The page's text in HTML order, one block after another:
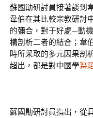
蘇國勛研討員接著談到
韋伯在其比較宗教研討
的彌合，對于好處—動
構剖析二者的結合；韋
時所采取的多元因果剖
超出，都是對中國學舞
蘇國勛研討員指出，從